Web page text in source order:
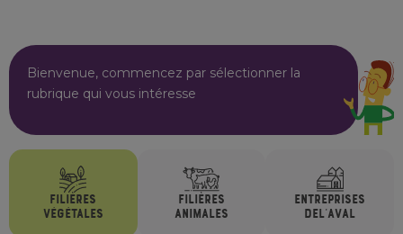
Bienvenue, commencez par sélectionner la
rubrique qui vous intéresse
FILIÈRES
VÉGÉTALES
FILIÈRES
ANIMALES
ENTREPRISES
DEL'AVAL